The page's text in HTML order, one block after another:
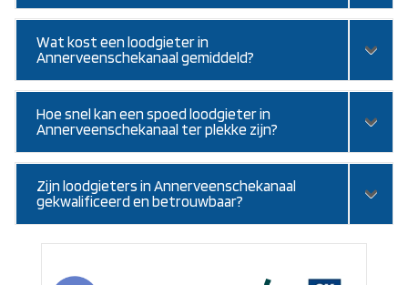
Wat kost een loodgieter in
Annerveenschekanaal gemiddeld?
Hoe snel kan een spoed loodgieter in
Annerveenschekanaal ter plekke zijn?
Zijn loodgieters in Annerveenschekanaal
gekwalificeerd en betrouwbaar?